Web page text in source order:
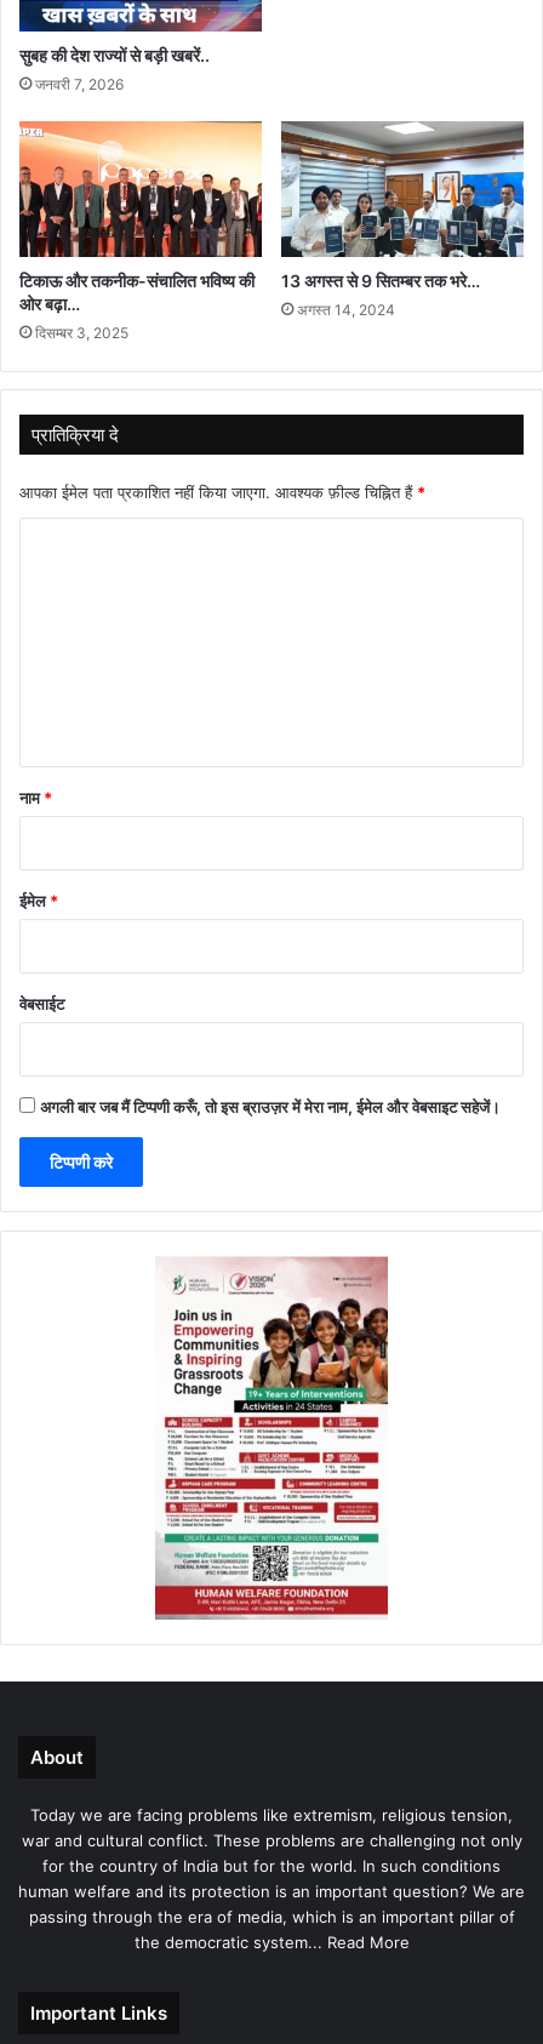
सुबह की देश राज्यों से बड़ी खबरें..
जनवरी 7, 2026
टिकाऊ और तकनीक-संचालित भविष्य की
ओर बढ़ा…
दिसम्बर 3, 2025
13 अगस्त से 9 सितम्बर तक भरे…
अगस्त 14, 2024
प्रातिक्रिया दे
आपका ईमेल पता प्रकाशित नहीं किया जाएगा. आवश्यक फ़ील्ड चिह्नित हैं *
नाम*
ईमेल*
वेबसाईट
अगली बार जब मैं टिप्पणी करूँ, तो इस ब्राउज़र में मेरा नाम, ईमेल और वेबसाइट सहेजें।
About
Today we are facing problems like extremism, religious tension,
war and cultural conflict. These problems are challenging not only
for the country of India but for the world. In such conditions
human welfare and its protection is an important question? We are
passing through the era of media, which is an important pillar of
the democratic system... Read More
Important Links